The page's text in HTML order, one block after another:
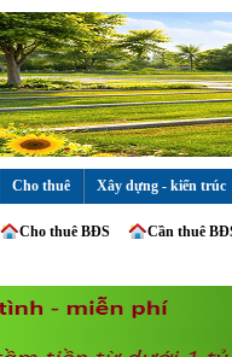
Cho thuê Xây dựng - kiến trúc
Cho thuê BĐS Cần thuê